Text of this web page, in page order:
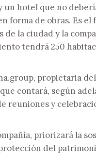
hotel que no
forma de obras. Es
de la ciudad y la
tendrá 250
propietaria
contará, según
reuniones y
priorizará la
del